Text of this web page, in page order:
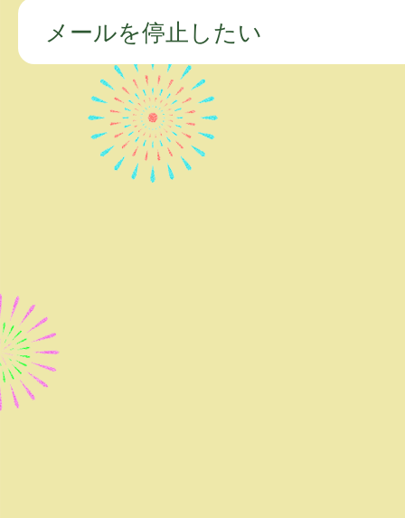
メールを停止したい